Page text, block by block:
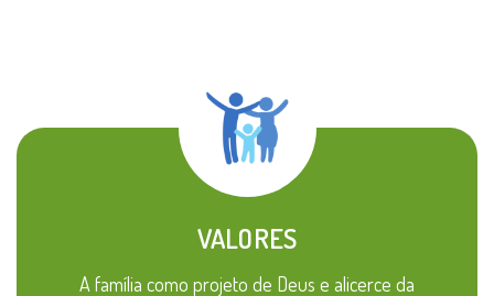
VALORES
A família como projeto de Deus e alicerce da